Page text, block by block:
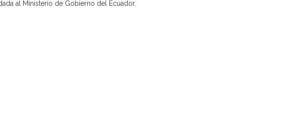
al Ministerio de Gobierno del Ecuador.